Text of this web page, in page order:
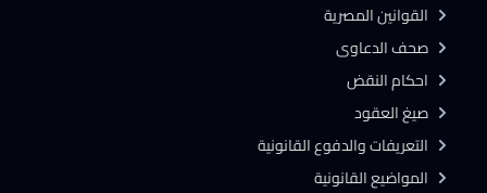
القوانين المصرية
صحف الدعاوى
احكام النقض
صيغ العقود
التعريفات والدفوع القانونية
المواضيع القانونية